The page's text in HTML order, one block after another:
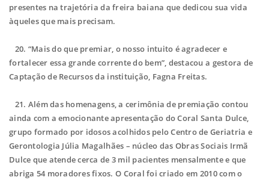
presentes na trajetória da freira baiana que dedicou sua vida
àqueles que mais precisam.
20. “Mais do que premiar, o nosso intuito é agradecer e
fortalecer essa grande corrente do bem”, destacou a gestora de
Captação de Recursos da instituição, Fagna Freitas.
21. Além das homenagens, a cerimônia de premiação contou
ainda com a emocionante apresentação do Coral Santa Dulce,
grupo formado por idosos acolhidos pelo Centro de Geriatria e
Gerontologia Júlia Magalhães – núcleo das Obras Sociais Irmã
Dulce que atende cerca de 3 mil pacientes mensalmente e que
abriga 54 moradores fixos. O Coral foi criado em 2010 com o